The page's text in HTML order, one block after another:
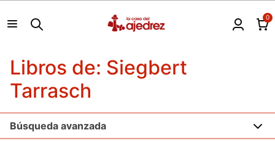
0
Libros de: Siegbert
Tarrasch
Búsqueda avanzada